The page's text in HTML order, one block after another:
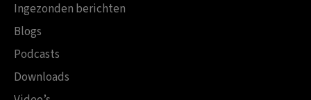
Ingezonden berichten
Blogs
Podcasts
Downloads